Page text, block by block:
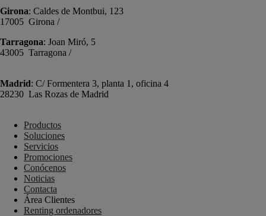
Girona: Caldes de Montbui, 123
17005 Girona /
Tarragona: Joan Miró, 5
43005 Tarragona /
Madrid: C/ Formentera 3, planta 1, oficina 4
28230 Las Rozas de Madrid
Productos
Soluciones
Servicios
Promociones
Conócenos
Noticias
Contacta
Área Clientes
Renting ordenadores